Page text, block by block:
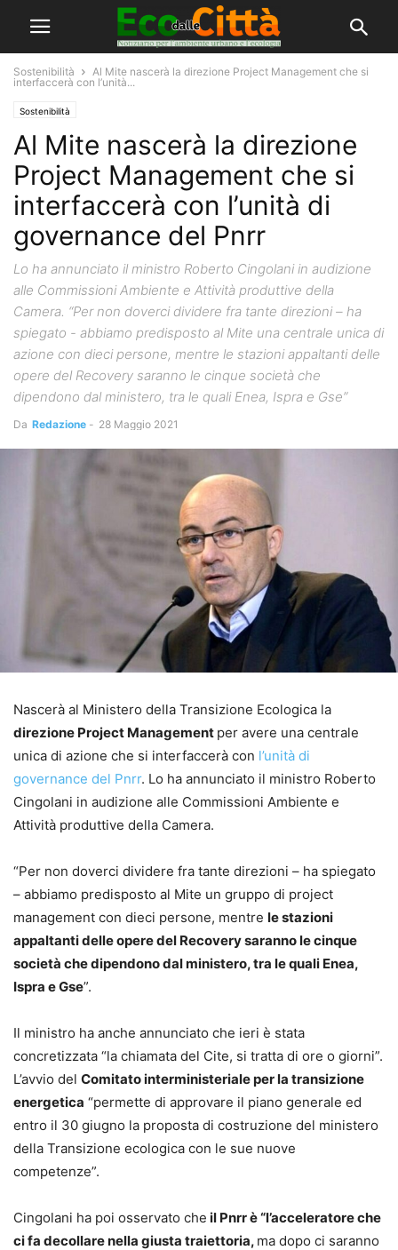
Sostenibilità
Al Mite nascerà la direzione Project Management che si
interfaccerà con l’unità...
Sostenibilità
Al Mite nascerà la direzione
Project Management che si
interfaccerà con l’unità di
governance del Pnrr
Lo ha annunciato il ministro Roberto Cingolani in audizione
alle Commissioni Ambiente e Attività produttive della
Camera. “Per non doverci dividere fra tante direzioni – ha
spiegato - abbiamo predisposto al Mite una centrale unica di
azione con dieci persone, mentre le stazioni appaltanti delle
opere del Recovery saranno le cinque società che
dipendono dal ministero, tra le quali Enea, Ispra e Gse”
Da Redazione - 28 Maggio 2021
Nascerà al Ministero della Transizione Ecologica la
direzione Project Management per avere una centrale
unica di azione che si interfaccerà con l’unità di
governance del Pnrr. Lo ha annunciato il ministro Roberto
Cingolani in audizione alle Commissioni Ambiente e
Attività produttive della Camera.
“Per non doverci dividere fra tante direzioni – ha spiegato
– abbiamo predisposto al Mite un gruppo di project
management con dieci persone, mentre le stazioni
appaltanti delle opere del Recovery saranno le cinque
società che dipendono dal ministero, tra le quali Enea,
Ispra e Gse”.
Il ministro ha anche annunciato che ieri è stata
concretizzata “la chiamata del Cite, si tratta di ore o giorni”.
L’avvio del Comitato interministeriale per la transizione
energetica “permette di approvare il piano generale ed
entro il 30 giugno la proposta di costruzione del ministero
della Transizione ecologica con le sue nuove
competenze”.
Cingolani ha poi osservato che il Pnrr è “l’acceleratore che
ci fa decollare nella giusta traiettoria, ma dopo ci saranno